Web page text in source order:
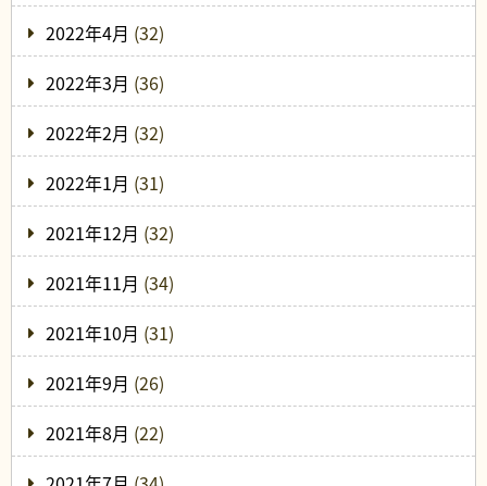
2022年4月 (32)
2022年3月 (36)
2022年2月 (32)
2022年1月 (31)
2021年12月 (32)
2021年11月 (34)
2021年10月 (31)
2021年9月 (26)
2021年8月 (22)